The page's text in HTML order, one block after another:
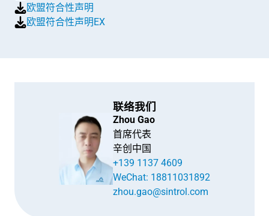
欧盟符合性声明
欧盟符合性声明EX
联络我们
Zhou Gao
首席代表
辛创中国
+139 1137 4609
WeChat: 18811031892
zhou.gao@sintrol.com